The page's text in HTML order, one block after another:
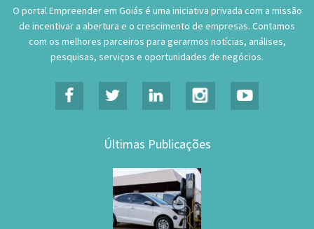
O portal Empreender em Goiás é uma iniciativa privada com a missão
de incentivar a abertura e o crescimento de empresas. Contamos
com os melhores parceiros para gerarmos notícias, análises,
pesquisas, serviços e oportunidades de negócios.
Últimas Publicações